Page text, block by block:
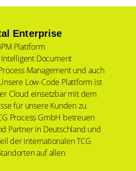
Enterprise
Plattform
Document
Management und auch
Low-Code Plattform ist
Cloud einsetzbar mit dem
für unsere Kunden zu
Process GmbH betreuen
Partner in Deutschland und
der internationalen TCG
auf allen